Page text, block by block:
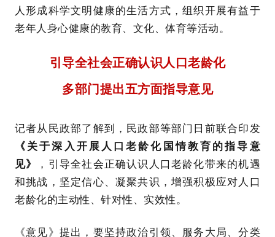
人形成科学文明健康的生活方式，组织开展有益于
老年人身心健康的教育、文化、体育等活动。
引导全社会正确认识人口老龄化
多部门提出五方面指导意见
记者从民政部了解到，民政部等部门日前联合印发
《关于深入开展人口老龄化国情教育的指导意
见》
，引导全社会正确认识人口老龄化带来的机遇
和挑战，坚定信心、凝聚共识，增强积极应对人口
老龄化的主动性、针对性、实效性。
《意见》提出，要坚持政治引领、服务大局、分类